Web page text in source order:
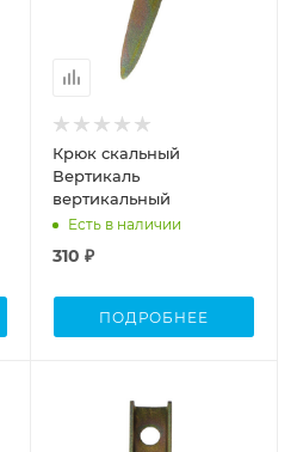
Крюк скальный
Вертикаль
вертикальный
Есть в наличии
310 ₽
ПОДРОБНЕЕ